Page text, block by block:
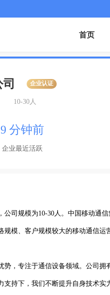
首页
企业认证
10-30人
9 分钟前
企业最近活跃
司规模为10-30人。中国移动通
模、客户规模较大的移动通信运
势，专注于通信设备领域。公司
支持下，我们不断提升自身技术